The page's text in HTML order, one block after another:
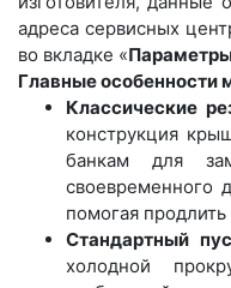
адреса сервисных
во вкладке «
Главные особенности
Классические
конструкция
банкам для
своевременного
помогая
Стандартный
холодной